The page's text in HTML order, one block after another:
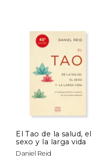
El Tao de la salud, el
sexo y la larga vida
Daniel Reid